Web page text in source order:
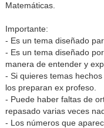
Matemáticas.
Importante:
- Es un tema diseñado
- Es un tema diseñado
manera de entender y
- Si quieres temas
los preparan ex profeso.
- Puede haber faltas de
repasado varias veces
- Los números que